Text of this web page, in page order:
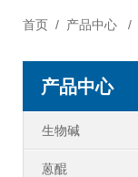
首页/ 产品中心/
产品中心
生物碱
蒽醌